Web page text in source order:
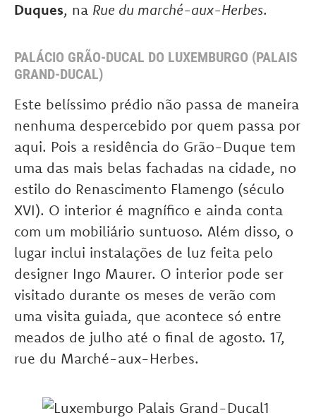
Duques, na Rue du marché-aux-Herbes.
PALÁCIO GRÃO-DUCAL DO LUXEMBURGO (PALAIS
GRAND-DUCAL)
Este belíssimo prédio não passa de maneira
nenhuma despercebido por quem passa por
aqui. Pois a residência do Grão-Duque tem
uma das mais belas fachadas na cidade, no
estilo do Renascimento Flamengo (século
XVI). O interior é magnífico e ainda conta
com um mobiliário suntuoso. Além disso, o
lugar inclui instalações de luz feita pelo
designer Ingo Maurer. O interior pode ser
visitado durante os meses de verão com
uma visita guiada, que acontece só entre
meados de julho até o final de agosto. 17,
rue du Marché-aux-Herbes.